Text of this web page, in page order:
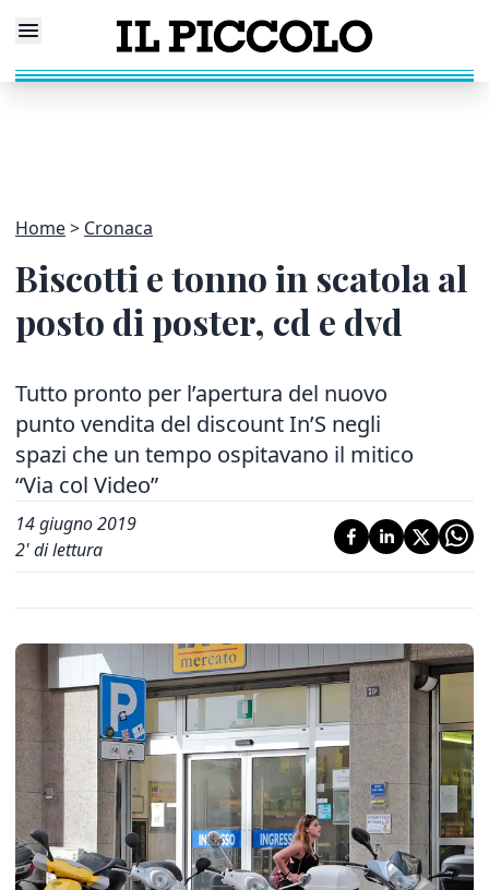
Home Cronaca
Biscotti e tonno in scatola al
posto di poster, cd e dvd
Tutto pronto per l’apertura del nuovo
punto vendita del discount In’S negli
spazi che un tempo ospitavano il mitico
“Via col Video”
14 giugno 2019
2' di lettura